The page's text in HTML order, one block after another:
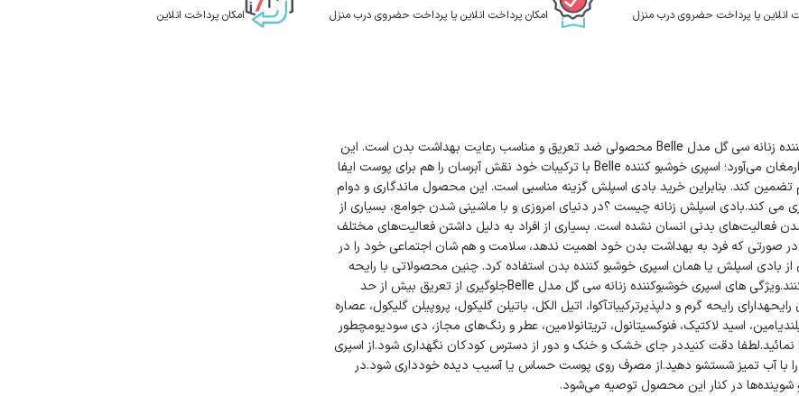
انلاین یا پرداخت حضروی درب منزل امکان پرداخت انلاین یا پرداخت حضروی درب منزل امکان پرداخت انلاین
توضیحات نقد و بررسی اسپری خوشبوکننده زنانه سی گل مدل Belleاسپری خوشبوکننده زنانه سی گل مدل Belle محصولی ضد تعریق و مناسب رعایت بهداشت بدن است. این
بادی اسپلش با ترکیبات و رایحه شیرین خود حس تازگی را برای پوست بانوان به ارمغان می‌آورد؛ اسپری خوشبو کننده Belle با ترکیبات خود نقش آبرسان را هم برای پوست ایفا
کند. بنابراین خرید بادی اسپلش گزینه مناسبی است. این محصول ماندگاری و دوام
می کند.بادی اسپلش زنانه چیست ؟در دنیای امروزی و با ماشینی شدن جوامع، بسیاری از
فعالیت‌های بدنی انسان نشده است. بسیاری از افراد به دلیل داشتن فعالیت‌های مختلف
صورتی که فرد به بهداشت بدن خود اهمیت ندهد، سلامت و هم شان اجتماعی خود را در
اسپلش یا همان اسپری خوشبو کننده بدن استفاده کرد. چنین محصولاتی با رایحه
مناسب خود علاوه بر تامین بهداشت فردی، به سلامت پوست بدن هم کمک می‌کنند.ویژگی های اسپری خوشبوکننده زنانه سی گل مدل Belleجلوگیری از تعریق بیش از حد
رایحه گرم و دلپذیرترکیباتآکوا، اتیل الکل، باتیلن گلیکول، پروپیلن گلیکول، عصاره
اسید لاکتیک، فنوکسیتانول، تریتانولامین، عطر و رنگ‌های مجاز، دی سودیومچطور
دقت کنیددر جای خشک و خنک و دور از دسترس کودکان نگهداری شود.از اسپری
آب تمیز شستشو دهید.از مصرف روی پوست حساس یا آسیب دیده خودداری شود.در
شوینده‌ها در کنار این محصول توصیه می‌شود.